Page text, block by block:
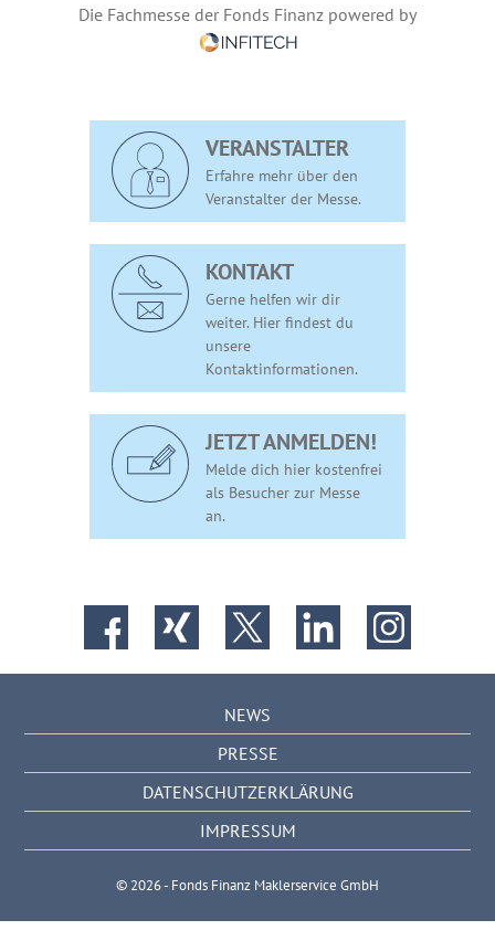
Die Fachmesse der Fonds Finanz powered by
VERANSTALTER
Erfahre mehr über den
Veranstalter der Messe.
KONTAKT
Gerne helfen wir dir
weiter. Hier findest du
unsere
Kontaktinformationen.
JETZT ANMELDEN!
Melde dich hier kostenfrei
als Besucher zur Messe
an.
NEWS
PRESSE
DATENSCHUTZERKLÄRUNG
IMPRESSUM
© 2026 - Fonds Finanz Maklerservice GmbH